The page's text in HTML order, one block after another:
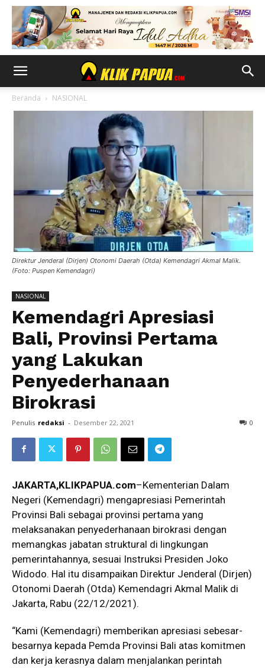
Beranda NASIONAL
Direktur Jenderal (Dirjen) Otonomi Daerah (Otda) Kemendagri Akmal Malik.
(Foto: Puspen Kemendagri)
NASIONAL
Kemendagri Apresiasi
Bali, Provinsi Pertama
yang Lakukan
Penyederhanaan
Birokrasi
Penulis redaksi - Desember 22, 2021 0
JAKARTA,KLIKPAPUA.com–Kementerian Dalam
Negeri (Kemendagri) mengapresiasi Pemerintah
Provinsi Bali sebagai provinsi pertama yang
melaksanakan penyederhanaan birokrasi dengan
memangkas jabatan struktural di lingkungan
pemerintahannya, sesuai Instruksi Presiden Joko
Widodo. Hal itu disampaikan Direktur Jenderal (Dirjen)
Otonomi Daerah (Otda) Kemendagri Akmal Malik di
Jakarta, Rabu (22/12/2021).
“Kami (Kemendagri) memberikan apresiasi sebesar-
besarnya kepada Pemda Provinsi Bali atas komitmen
dan kerja kerasnya dalam menjalankan perintah